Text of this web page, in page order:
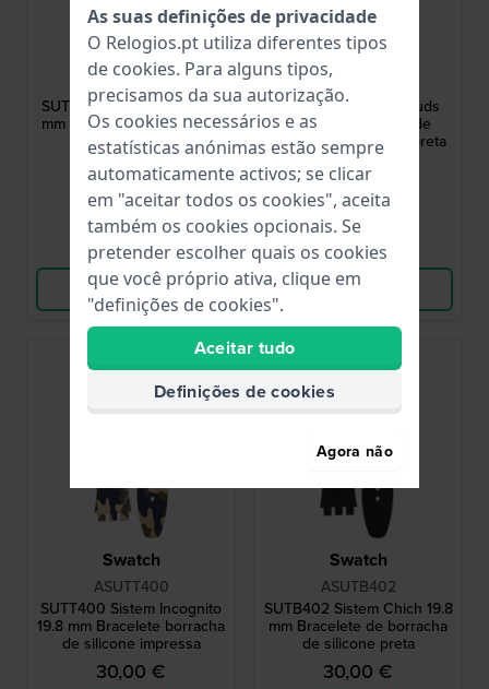
Swatch
ASUTG401
SUTG401 Sistem Frog 19.8
mm Bracelete borracha de
silicone verde
30,00 €
● Em stock
Comparar
Ver produto
Swatch
ASUTA401
SUTA401 Sistem Clouds
19.8 mm Bracelete de
borracha de silicone preta
30,00 €
● Em stock
Comparar
Ver produto
Swatch
ASUTT400
SUTT400 Sistem Incognito
19.8 mm Bracelete borracha
de silicone impressa
30,00 €
Swatch
ASUTB402
SUTB402 Sistem Chich 19.8
mm Bracelete de borracha
de silicone preta
30,00 €
As suas definições de privacidade
O Relogios.pt utiliza diferentes tipos
de cookies. Para alguns tipos,
precisamos da sua autorização.
Os cookies necessários e as
estatísticas anónimas estão sempre
automaticamente activos; se clicar
em "aceitar todos os cookies", aceita
também os cookies opcionais. Se
pretender escolher quais os cookies
que você próprio ativa, clique em
"definições de cookies".
Aceitar tudo
Definições de cookies
Agora não